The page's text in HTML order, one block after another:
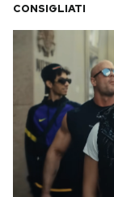
CONSIGLIATI